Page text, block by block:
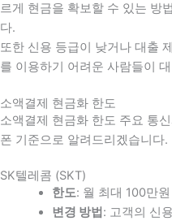
르게 현금을 확보할 수 있는 방
다.
또한 신용 등급이 낮거나 대출
를 이용하기 어려운 사람들이
소액결제 현금화 한도
소액결제 현금화 한도 주요 통
폰 기준으로 알려드리겠습니다.
SK텔레콤 (SKT)
한도: 월 최대 100만원
변경 방법 : 고객의 신